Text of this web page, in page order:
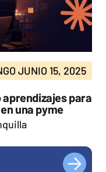
JUNIO 15, 2025
para
una pyme